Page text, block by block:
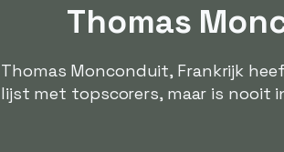
Thomas
Thomas Monconduit, Frankrijk
lijst met topscorers, maar is nooit